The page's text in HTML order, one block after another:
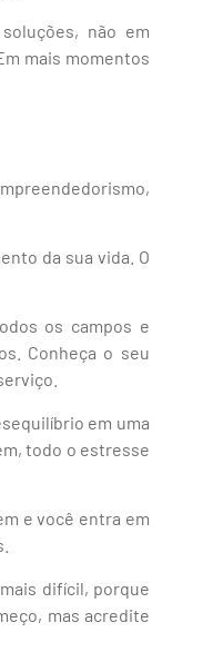
não em
mais momentos
da sua vida. O
os campos e
Conheça o seu
em uma
todo o estresse
e você entra em
difícil, porque
mas acredite